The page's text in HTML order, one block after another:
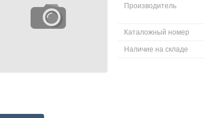
Производитель
Каталожный номер
Наличие на складе